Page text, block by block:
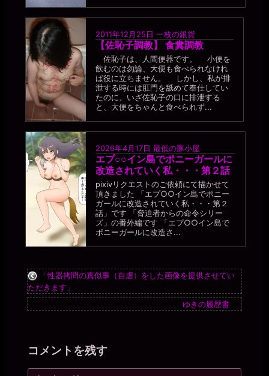
2011年12月25日 一枚の銀貨
【佐恥子調教】 食糞調教
佐恥子は、人間便器です。 小便を
飲むのは勿論、大便も食べられなけれ
ば役に立ちません。 しかし、私が排
泄する時には肛門を舐めて奉仕してい
たのに、いざ佐恥子の口に排泄する
と、大便をちゃんと食べられず...
2026年4月17日 最低の豚小屋
エプ○○イン島でポニーガールに
改造されていく私・・・第２話
pixivリクエストのご依頼にて描かせて
頂きました 「エプ○○イン島でポニー
ガールに改造されていく私・・・第２
話」です 「脅迫者からの命令シリー
ズ」の番外編です 「エプ○○イン島で
ポニーガールに改造さ...
「性器拷問の真似事（自虐）をした画像を提供させてい
ただきます」
ゆきの履歴書
コメントを残す